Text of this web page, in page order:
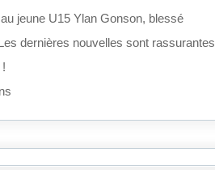
jeune U15 Ylan Gonson, blessé
dernières nouvelles sont rassurantes